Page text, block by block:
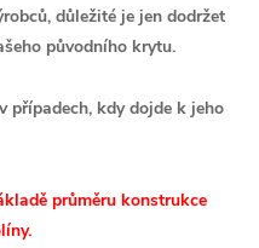
důležité je jen dodržet
původního krytu.
případech, kdy dojde k jeho
průměru konstrukce